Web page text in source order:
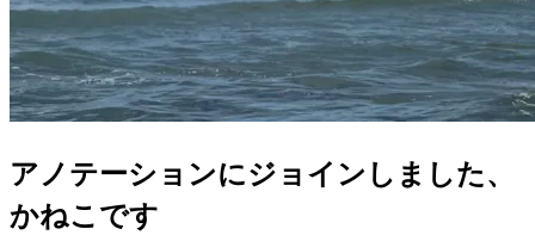
アノテーションにジョインしました、
かねこです